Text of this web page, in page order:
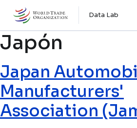
Skip to main content
Data Lab
Japón
Japan
Manufacturers'
Association